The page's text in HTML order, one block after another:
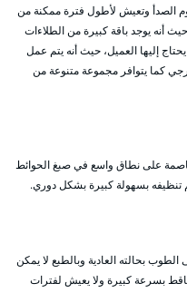
الصدأ وتعيش لأطول فترة ممكنة من
أنه يوجد باقة كبيرة من الطلاءات
إليها العميل، حيث أنه يتم عمل
كما يتوافر مجموعة متنوعة من
على نطاق واسع في صبغ الحوائط
تنظيفه بسهولة كبيرة بشكل دوري.
الطوب بحالته العادية وبالطبع لا يمكن
بسرعة كبيرة ولا يعيش لفترات